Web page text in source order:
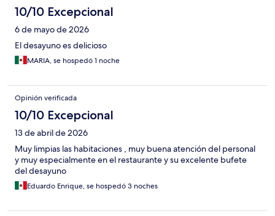
10/10 Excepcional
6 de mayo de 2026
El desayuno es delicioso
MARIA, se hospedó 1 noche
Opinión verificada
10/10 Excepcional
13 de abril de 2026
Muy limpias las habitaciones , muy buena atención del personal
y muy especialmente en el restaurante y su excelente bufete
del desayuno
Eduardo Enrique, se hospedó 3 noches